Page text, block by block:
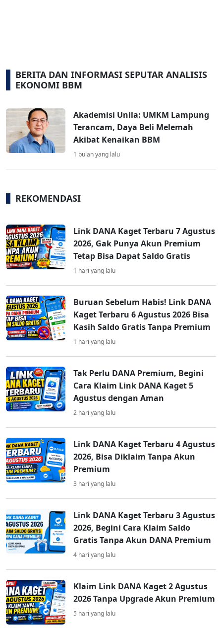
BERITA DAN INFORMASI SEPUTAR ANALISIS
EKONOMI BBM
Akademisi Unila: UMKM Lampung
Terancam, Daya Beli Melemah
Akibat Kenaikan BBM
1 bulan yang lalu
REKOMENDASI
Link DANA Kaget Terbaru 7 Agustus
2026, Gak Punya Akun Premium
Tetap Bisa Dapat Saldo Gratis
1 hari yang lalu
Buruan Sebelum Habis! Link DANA
Kaget Terbaru 6 Agustus 2026 Bisa
Kasih Saldo Gratis Tanpa Premium
1 hari yang lalu
Tak Perlu DANA Premium, Begini
Cara Klaim Link DANA Kaget 5
Agustus dengan Aman
2 hari yang lalu
Link DANA Kaget Terbaru 4 Agustus
2026, Bisa Diklaim Tanpa Akun
Premium
3 hari yang lalu
Link DANA Kaget Terbaru 3 Agustus
2026, Begini Cara Klaim Saldo
Gratis Tanpa Akun DANA Premium
4 hari yang lalu
Klaim Link DANA Kaget 2 Agustus
2026 Tanpa Upgrade Akun Premium
5 hari yang lalu